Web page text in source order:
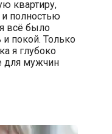
квартиру,
и полностью
всё было
покой. Только
я глубоко
для мужчин